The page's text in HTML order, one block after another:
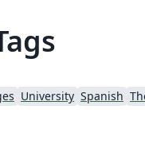
University Spanish